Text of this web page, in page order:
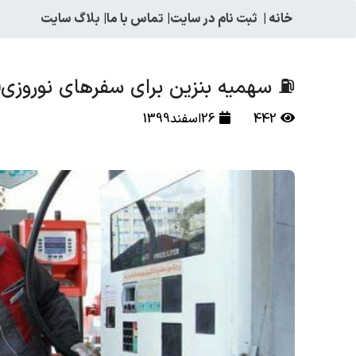
خانه | ثبت نام در سایت| تماس با ما| بلاگ سایت
⛽️ سهمیه بنزین برای سفرهای نوروزی(1400) منتفی
442 26اسفند1399